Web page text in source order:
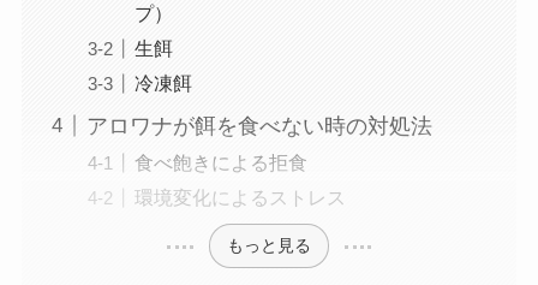
プ）
生餌
冷凍餌
アロワナが餌を食べない時の対処法
食べ飽きによる拒食
環境変化によるストレス
もっと見る